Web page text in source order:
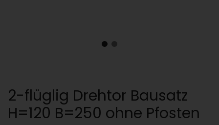
2-flüglig Drehtor Bausatz
H=120 B=250 ohne Pfosten